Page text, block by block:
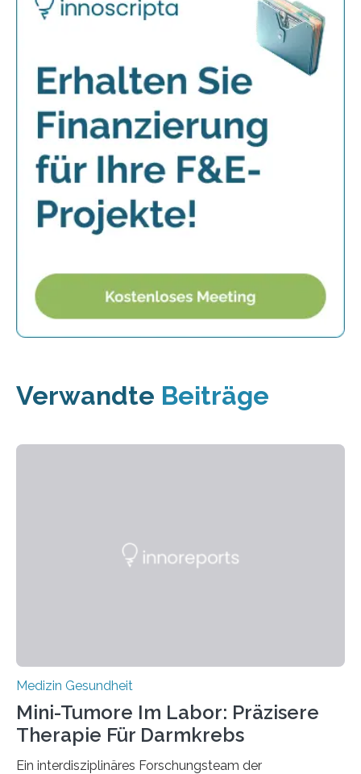
Verwandte Beiträge
Medizin Gesundheit
Mini-Tumore Im Labor: Präzisere
Therapie Für Darmkrebs
Ein interdisziplinäres Forschungsteam der